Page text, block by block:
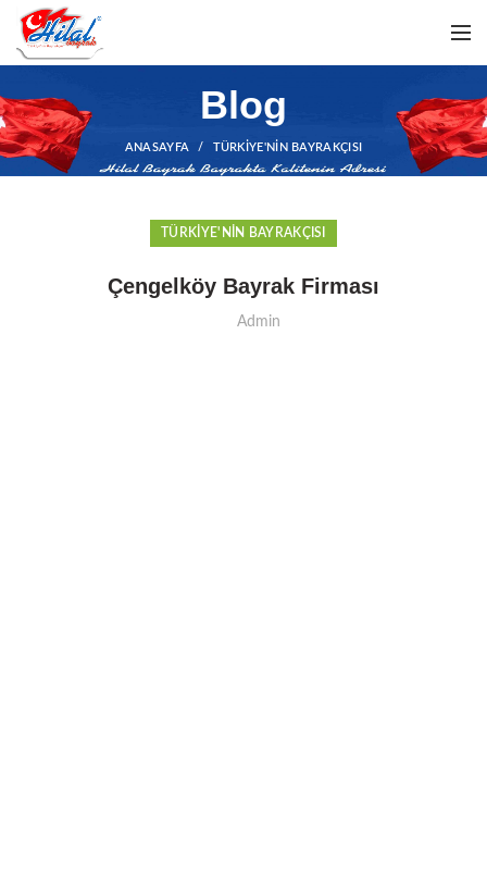
Blog
ANASAYFA TÜRKIYE'NIN BAYRAKÇISI
TÜRKIYE'NIN BAYRAKÇISI
Çengelköy Bayrak Firması
Admin